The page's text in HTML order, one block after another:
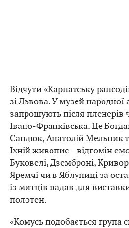
Відчути «Карпатську
зі Львова. У музей народної
запрошують після пленерів
Івано-Франківська. Це
Сандюк, Анатолій Мельник
Їхній живопис – відгомін
Буковелі, Дземброні,
Яремчі чи в Яблуниці за
із митців надав для
полотен.
«Комусь подобається група